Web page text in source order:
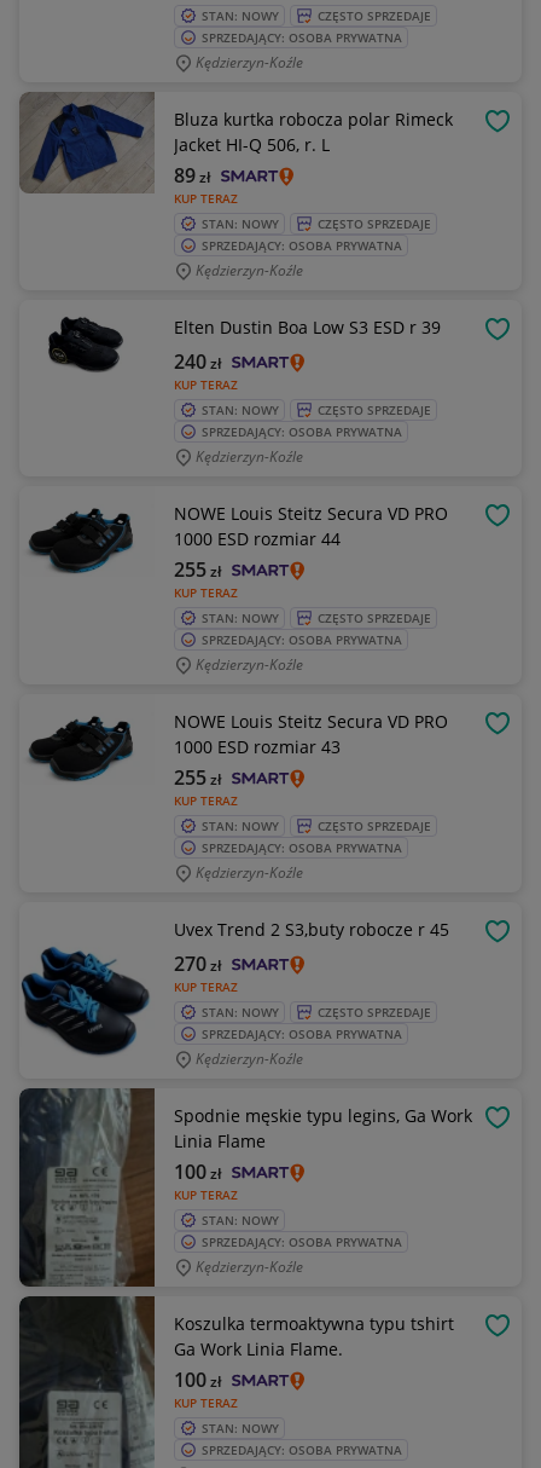
STAN: NOWY
CZĘSTO SPRZEDAJE
SPRZEDAJĄCY: OSOBA PRYWATNA
Kędzierzyn-Koźle
Bluza kurtka robocza polar Rimeck
Jacket HI-Q 506, r. L
KUP TERAZ
89zł
STAN: NOWY
CZĘSTO SPRZEDAJE
SPRZEDAJĄCY: OSOBA PRYWATNA
Kędzierzyn-Koźle
Elten Dustin Boa Low S3 ESD r 39
KUP TERAZ
240zł
STAN: NOWY
CZĘSTO SPRZEDAJE
SPRZEDAJĄCY: OSOBA PRYWATNA
Kędzierzyn-Koźle
NOWE Louis Steitz Secura VD PRO
1000 ESD rozmiar 44
KUP TERAZ
255zł
STAN: NOWY
CZĘSTO SPRZEDAJE
SPRZEDAJĄCY: OSOBA PRYWATNA
Kędzierzyn-Koźle
NOWE Louis Steitz Secura VD PRO
1000 ESD rozmiar 43
KUP TERAZ
255zł
STAN: NOWY
CZĘSTO SPRZEDAJE
SPRZEDAJĄCY: OSOBA PRYWATNA
Kędzierzyn-Koźle
Uvex Trend 2 S3,buty robocze r 45
KUP TERAZ
270zł
STAN: NOWY
CZĘSTO SPRZEDAJE
SPRZEDAJĄCY: OSOBA PRYWATNA
Kędzierzyn-Koźle
Spodnie męskie typu legins, Ga Work
Linia Flame
KUP TERAZ
100zł
STAN: NOWY
SPRZEDAJĄCY: OSOBA PRYWATNA
Kędzierzyn-Koźle
Koszulka termoaktywna typu tshirt
Ga Work Linia Flame.
KUP TERAZ
100zł
STAN: NOWY
SPRZEDAJĄCY: OSOBA PRYWATNA